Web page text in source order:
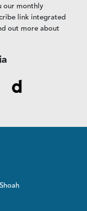
our monthly
link integrated
out more about